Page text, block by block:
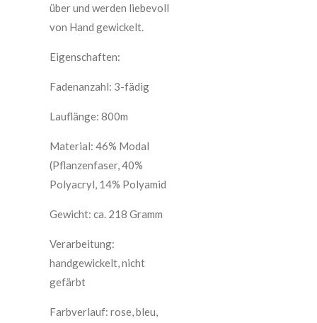
über und werden liebevoll
von Hand gewickelt.
Eigenschaften:
Fadenanzahl: 3-fädig
Lauflänge: 800m
Material: 46% Modal
(Pflanzenfaser, 40%
Polyacryl, 14% Polyamid
Gewicht: ca. 218 Gramm
Verarbeitung:
handgewickelt, nicht
gefärbt
Farbverlauf: rose, bleu,